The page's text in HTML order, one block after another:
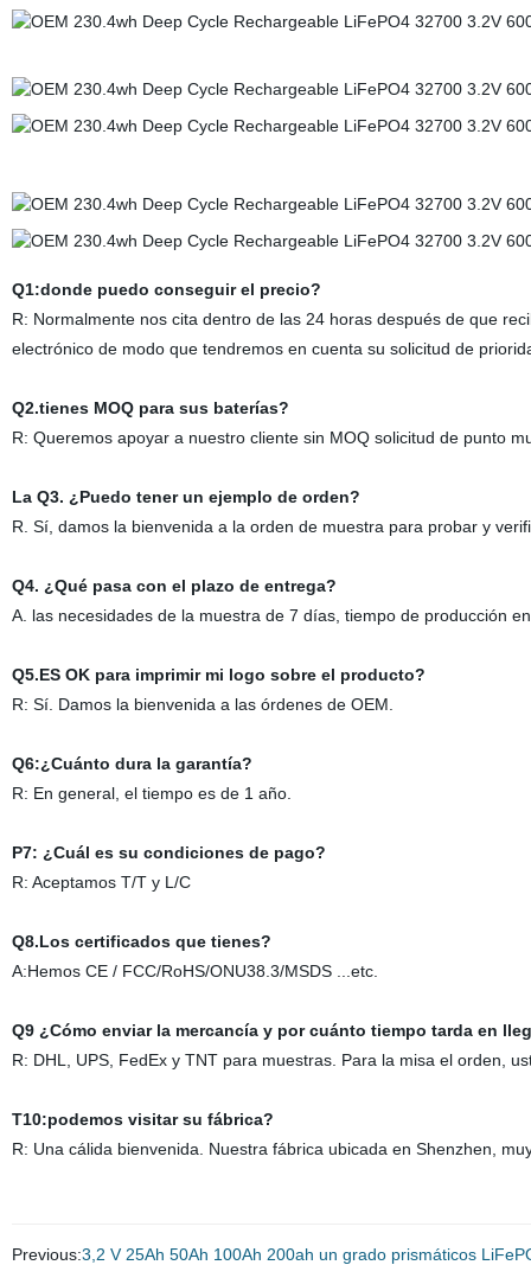
Q1:donde puedo conseguir el precio?
R: Normalmente nos cita dentro de las 24 horas después de que
electrónico de modo que tendremos en cuenta su solicitud de
Q2.tienes MOQ para sus baterías?
R: Queremos apoyar a nuestro cliente sin MOQ solicitud de punto
La Q3. ¿Puedo tener un ejemplo de orden?
R. Sí, damos la bienvenida a la orden de muestra para probar y
Q4. ¿Qué pasa con el plazo de entrega?
A. las necesidades de la muestra de 7 días, tiempo de producción
Q5.ES OK para imprimir mi logo sobre el producto?
R: Sí. Damos la bienvenida a las órdenes de OEM.
Q6:¿Cuánto dura la garantía?
R: En general, el tiempo es de 1 año.
P7: ¿Cuál es su condiciones de pago?
R: Aceptamos T/T y L/C
Q8.Los certificados que tienes?
A:Hemos CE / FCC/RoHS/ONU38.3/MSDS ...etc.
Q9 ¿Cómo enviar la mercancía y por cuánto tiempo tarda en
R: DHL, UPS, FedEx y TNT para muestras. Para la misa el orden,
T10:podemos visitar su fábrica?
R: Una cálida bienvenida. Nuestra fábrica ubicada en Shenzhen,
Previous:3,2 V 25Ah 50Ah 100Ah 200ah un grado prismáticos